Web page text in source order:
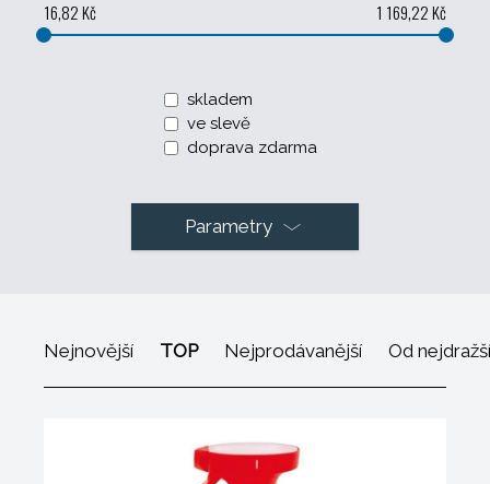
16,82 Kč 1 169,22 Kč
skladem
ve slevě
doprava zdarma
Parametry
Nejnovější TOP Nejprodávanější Od